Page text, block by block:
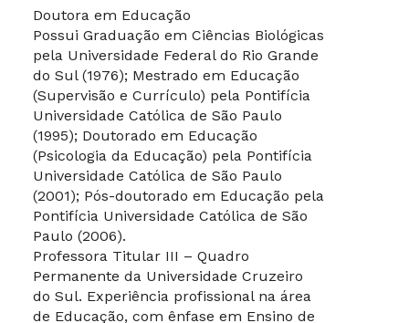
Doutora em Educação
Possui Graduação em Ciências Biológicas
pela Universidade Federal do Rio Grande
do Sul (1976); Mestrado em Educação
(Supervisão e Currículo) pela Pontifícia
Universidade Católica de São Paulo
(1995); Doutorado em Educação
(Psicologia da Educação) pela Pontifícia
Universidade Católica de São Paulo
(2001); Pós-doutorado em Educação pela
Pontifícia Universidade Católica de São
Paulo (2006).
Professora Titular III – Quadro
Permanente da Universidade Cruzeiro
do Sul. Experiência profissional na área
de Educação, com ênfase em Ensino de